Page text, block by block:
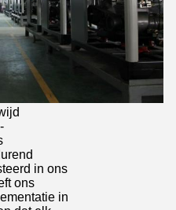
in ons
ons
in